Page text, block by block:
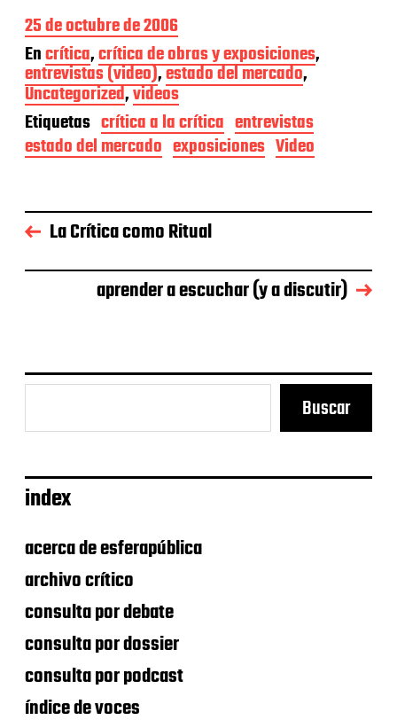
F
e
c
h
a
d
e
l
t
r
d
25 de octubre de 2006
Encrítica,crítica de obras y exposiciones,
entrevistas (video),estado del mercado,
Uncategorized,videos
Etiquetas crítica a la crítica entrevistas
estado del mercado exposiciones Video
La Crítica como Ritual
aprender a escuchar (y a discutir)
Buscar
index
acerca de esferapública
archivo crítico
consulta por debate
consulta por dossier
consulta por podcast
índice de voces